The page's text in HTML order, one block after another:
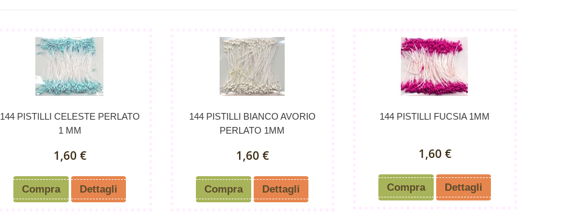
144 PISTILLI CELESTE PERLATO
1 MM
1,60 €
Compra Dettagli
144 PISTILLI BIANCO AVORIO
PERLATO 1MM
1,60 €
Compra Dettagli
144 PISTILLI FUCSIA 1MM
1,60 €
Compra Dettagli